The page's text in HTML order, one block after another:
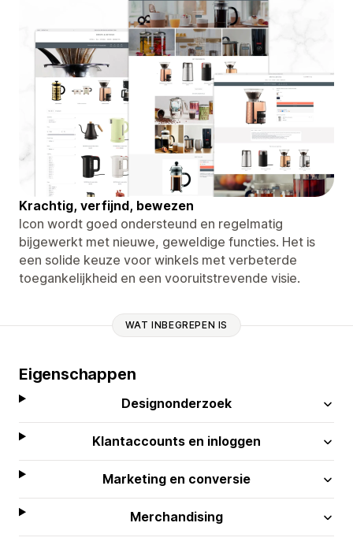
Krachtig, verfijnd, bewezen
Icon wordt goed ondersteund en regelmatig
bijgewerkt met nieuwe, geweldige functies. Het is
een solide keuze voor winkels met verbeterde
toegankelijkheid en een vooruitstrevende visie.
WAT INBEGREPEN IS
Eigenschappen
Designonderzoek
Klantaccounts en inloggen
Marketing en conversie
Merchandising